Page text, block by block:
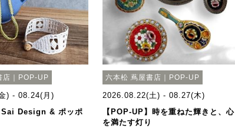
店｜POP-UP
) - 08.24(月)
Sai Design & ポッポ
六本松 蔦屋書店｜POP-UP
2026.08.22(土) - 08.27(木)
【POP-UP】時を重ねた輝きと、心
を満たす灯り